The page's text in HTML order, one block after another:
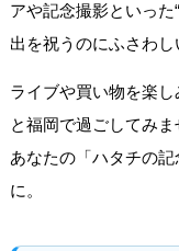
アや記念撮影といっ
出を祝うのにふさわし
ライブや買い物を楽
と福岡で過ごしてみま
あなたの「ハタチの
に。